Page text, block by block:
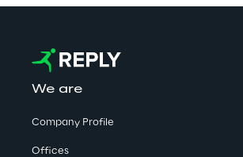
We are
Company Profile
Offices